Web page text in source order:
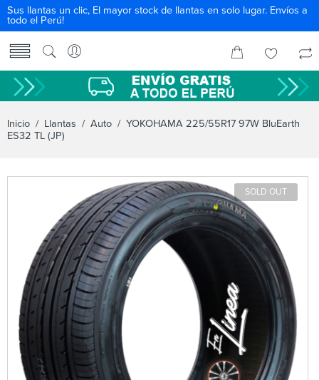
Sus llantas un clic, El mayor stock de llantas en solo lugar. Envíos a
todo el Perú!
Inicio / Llantas / Auto / YOKOHAMA 225/55R17 97W BluEarth
ES32 TL (JP)
SOLD OUT